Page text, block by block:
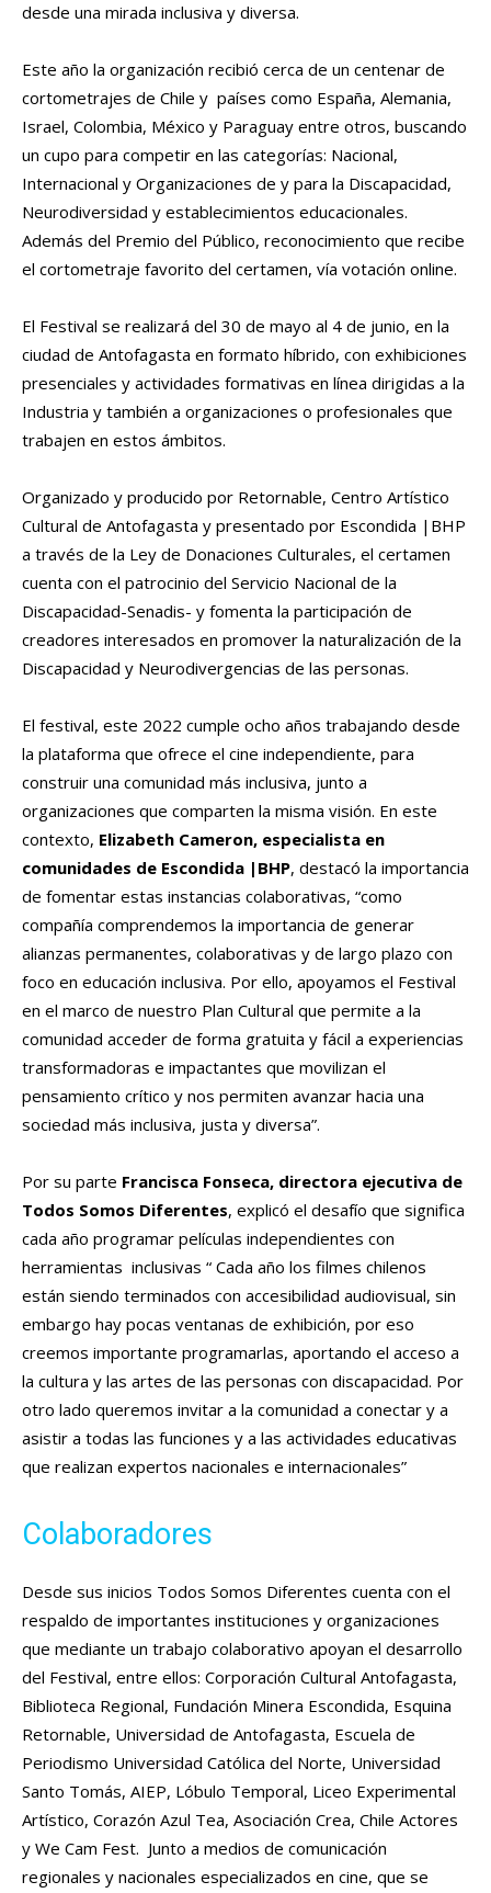
desde una mirada inclusiva y diversa.
Este año la organización recibió cerca de un centenar de
cortometrajes de Chile y países como España, Alemania,
Israel, Colombia, México y Paraguay entre otros, buscando
un cupo para competir en las categorías: Nacional,
Internacional y Organizaciones de y para la Discapacidad,
Neurodiversidad y establecimientos educacionales.
Además del Premio del Público, reconocimiento que recibe
el cortometraje favorito del certamen, vía votación online.
El Festival se realizará del 30 de mayo al 4 de junio, en la
ciudad de Antofagasta en formato híbrido, con exhibiciones
presenciales y actividades formativas en línea dirigidas a la
Industria y también a organizaciones o profesionales que
trabajen en estos ámbitos.
Organizado y producido por Retornable, Centro Artístico
Cultural de Antofagasta y presentado por Escondida |BHP
a través de la Ley de Donaciones Culturales, el certamen
cuenta con el patrocinio del Servicio Nacional de la
Discapacidad-Senadis- y fomenta la participación de
creadores interesados en promover la naturalización de la
Discapacidad y Neurodivergencias de las personas.
El festival, este 2022 cumple ocho años trabajando desde
la plataforma que ofrece el cine independiente, para
construir una comunidad más inclusiva, junto a
organizaciones que comparten la misma visión. En este
contexto, Elizabeth Cameron, especialista en
comunidades de Escondida |BHP, destacó la importancia
de fomentar estas instancias colaborativas, “como
compañía comprendemos la importancia de generar
alianzas permanentes, colaborativas y de largo plazo con
foco en educación inclusiva. Por ello, apoyamos el Festival
en el marco de nuestro Plan Cultural que permite a la
comunidad acceder de forma gratuita y fácil a experiencias
transformadoras e impactantes que movilizan el
pensamiento crítico y nos permiten avanzar hacia una
sociedad más inclusiva, justa y diversa”.
Por su parte Francisca Fonseca, directora ejecutiva de
Todos Somos Diferentes, explicó el desafío que significa
cada año programar películas independientes con
herramientas inclusivas “ Cada año los filmes chilenos
están siendo terminados con accesibilidad audiovisual, sin
embargo hay pocas ventanas de exhibición, por eso
creemos importante programarlas, aportando el acceso a
la cultura y las artes de las personas con discapacidad. Por
otro lado queremos invitar a la comunidad a conectar y a
asistir a todas las funciones y a las actividades educativas
que realizan expertos nacionales e internacionales”
Colaboradores
Desde sus inicios Todos Somos Diferentes cuenta con el
respaldo de importantes instituciones y organizaciones
que mediante un trabajo colaborativo apoyan el desarrollo
del Festival, entre ellos: Corporación Cultural Antofagasta,
Biblioteca Regional, Fundación Minera Escondida, Esquina
Retornable, Universidad de Antofagasta, Escuela de
Periodismo Universidad Católica del Norte, Universidad
Santo Tomás, AIEP, Lóbulo Temporal, Liceo Experimental
Artístico, Corazón Azul Tea, Asociación Crea, Chile Actores
y We Cam Fest. Junto a medios de comunicación
regionales y nacionales especializados en cine, que se